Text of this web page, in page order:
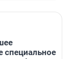
специальное